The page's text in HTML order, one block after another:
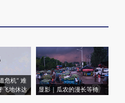
危机” 难
飞地休达
显影｜瓜农的漫长等待